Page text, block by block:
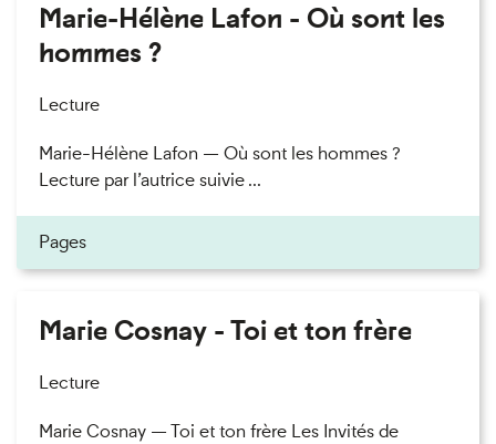
Marie-Hélène Lafon - Où sont les
hommes ?
Lecture
Marie-Hélène Lafon — Où sont les hommes ?
Lecture par l’autrice suivie ...
Pages
Marie Cosnay - Toi et ton frère
Lecture
Marie Cosnay — Toi et ton frère Les Invités de